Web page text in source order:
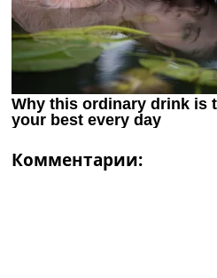
Комментарии: